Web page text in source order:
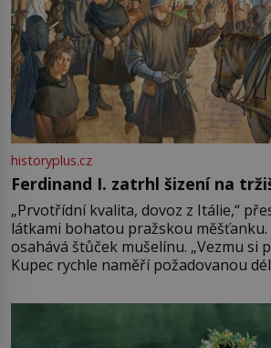
historyplus.cz
Ferdinand I. zatrhl šizení na
„Prvotřídní kvalita, dovoz z Itálie,“
látkami bohatou pražskou měšťanku.
osahává štůček mušelínu. „Vezmu si
Kupec rychle naměří požadovanou
milostpaní. Stačí jenom na sukni,“
množství růžového mušelínu. „Ošidili